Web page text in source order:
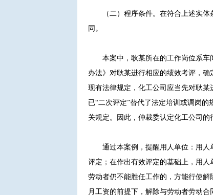
（二）程序条件。在符合上述实
同。
本案中，耿某所在的工作岗位系
办法》对耿某进行相应的绩效考评，
现有法律规定，化工公司应当先对耿
已“二次评定”替代了法定培训或调岗
关规定。因此，仲裁委认定化工公司的
通过本案例，提醒用人单位：用
评定；在作出有效评定的基础上，用
劳动者仍不能胜任工作的，方能行使
月工资的前提下，解除与劳动者劳动合